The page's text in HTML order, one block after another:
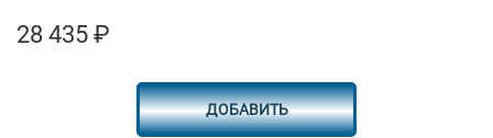
28 435 ₽
ДОБАВИТЬ